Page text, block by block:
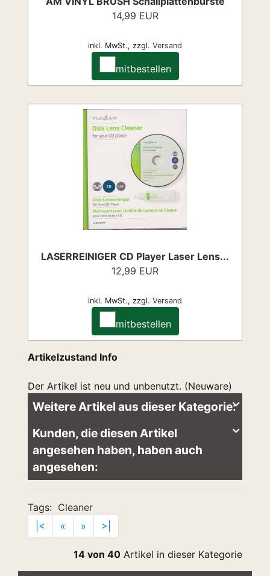
14,99 EUR
inkl. MwSt., zzgl. Versand
mitbestellen
LASERREINIGER CD Player Laser Lens...
12,99 EUR
inkl. MwSt., zzgl. Versand
mitbestellen
Artikelzustand Info
Der Artikel ist neu und unbenutzt. (Neuware)
Weitere Artikel aus dieser Kategorie:
Kunden, die diesen Artikel
angesehen haben, haben auch
angesehen:
Tags: Cleaner
|<
« » >|
14 von 40 Artikel in dieser Kategorie